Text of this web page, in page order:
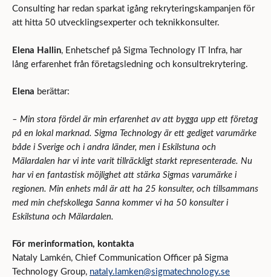
Consulting har redan sparkat igång rekryteringskampanjen för
att hitta 50 utvecklingsexperter och teknikkonsulter.
Elena Hallin, Enhetschef på Sigma Technology IT Infra, har
lång erfarenhet från företagsledning och konsultrekrytering.
Elena berättar:
– Min stora fördel ärmin erfarenhet av att bygga upp ett företag
på en lokal marknad. Sigma Technology är ett gediget varumärke
både i Sverige och i andra länder, men i Eskilstuna och
Mälardalen har vi inte varit tillräckligt starkt representerade. Nu
har vi en fantastisk möjlighet att stärka Sigmas varumärke i
regionen. Min enhets mål är att ha 25 konsulter, och tillsammans
med min chefskollega Sanna kommer vi ha 50 konsulter i
Eskilstuna och Mälardalen.
För merinformation, kontakta
Nataly Lamkén, Chief Communication Officer på Sigma
Technology Group, nataly.lamken@sigmatechnology.se